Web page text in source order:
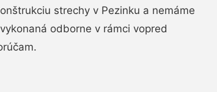
strechy v Pezinku a nemáme
odborne v rámci vopred